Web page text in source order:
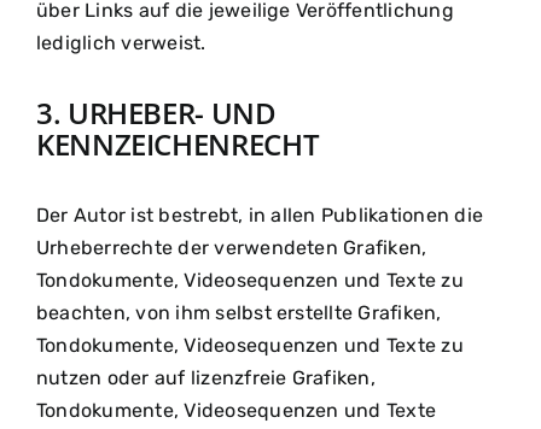
über Links auf die jeweilige Veröffentlichung
lediglich verweist.
3. URHEBER- UND
KENNZEICHENRECHT
Der Autor ist bestrebt, in allen Publikationen die
Urheberrechte der verwendeten Grafiken,
Tondokumente, Videosequenzen und Texte zu
beachten, von ihm selbst erstellte Grafiken,
Tondokumente, Videosequenzen und Texte zu
nutzen oder auf lizenzfreie Grafiken,
Tondokumente, Videosequenzen und Texte